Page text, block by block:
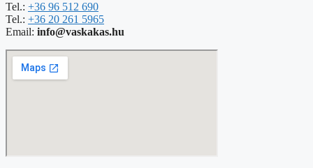
Tel.: +36 96 512 690
Tel.: +36 20 261 5965
Email: info@vaskakas.hu